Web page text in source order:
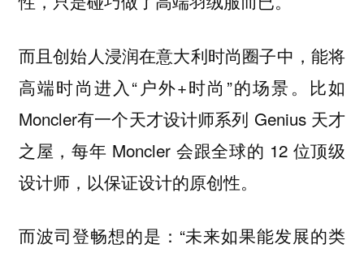
而且创始人浸润在意大利时尚圈子中，能将
高端时尚进入“户外+时尚”的场景。比如
Moncler有一个天才设计师系列 Genius 天才
之屋，每年 Moncler 会跟全球的 12 位顶级
设计师，以保证设计的原创性。
而波司登畅想的是：“未来如果能发展的类